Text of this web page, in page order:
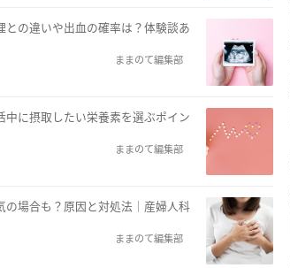
との違いや出血の確率は？体験談あ
ままのて編集部
中に摂取したい栄養素を選ぶポイン
ままのて編集部
場合も？原因と対処法｜産婦人科
ままのて編集部